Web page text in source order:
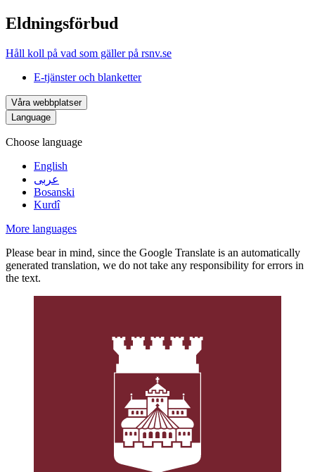
Eldningsförbud
Håll koll på vad som gäller på rsnv.se
E-tjänster och blanketter
Våra webbplatser
Language
Choose language
English
عربى
Bosanski
Kurdî
More languages
Please bear in mind, since the Google Translate is an automatically
generated translation, we do not take any responsibility for errors in
the text.